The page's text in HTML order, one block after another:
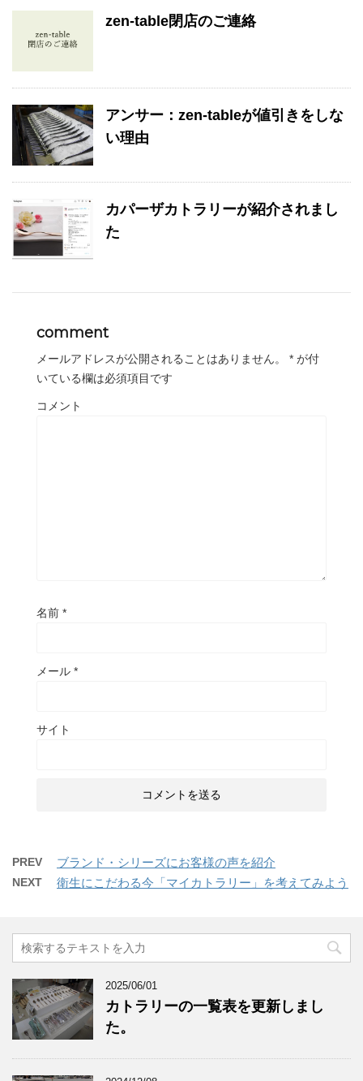
zen-table閉店のご連絡
アンサー：zen-tableが値引きをしな
い理由
カパーザカトラリーが紹介されまし
た
comment
メールアドレスが公開されることはありません。 * が付
いている欄は必須項目です
コメント
名前 *
メール *
サイト
PREV ブランド・シリーズにお客様の声を紹介
NEXT 衛生にこだわる今「マイカトラリー」を考えてみよう
2025/06/01
カトラリーの一覧表を更新しまし
た。